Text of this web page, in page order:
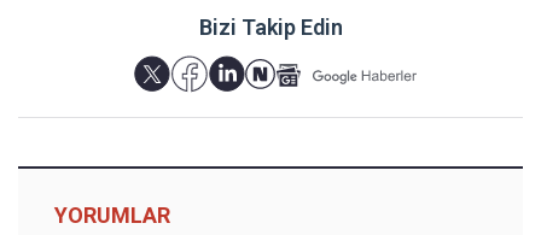
Bizi Takip Edin
YORUMLAR